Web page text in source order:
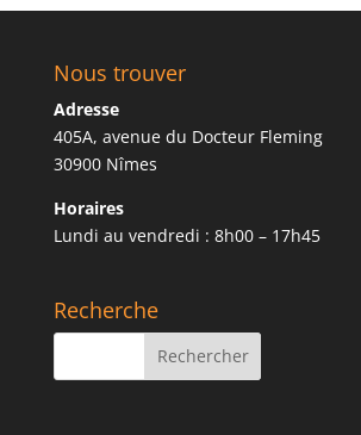
Nous trouver
Adresse
405A, avenue du Docteur Fleming
30900 Nîmes
Horaires
Lundi au vendredi : 8h00 – 17h45
Recherche